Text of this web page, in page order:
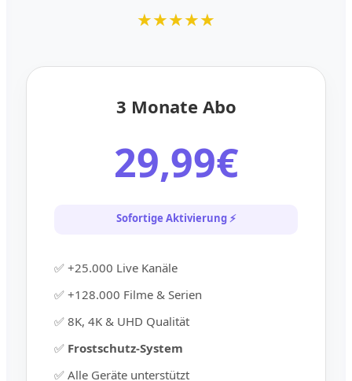
★★★★★
3 Monate Abo
29,99€
Sofortige Aktivierung ⚡
✅ +25.000 Live Kanäle
✅ +128.000 Filme & Serien
✅ 8K, 4K & UHD Qualität
✅ Frostschutz-System
✅ Alle Geräte unterstützt